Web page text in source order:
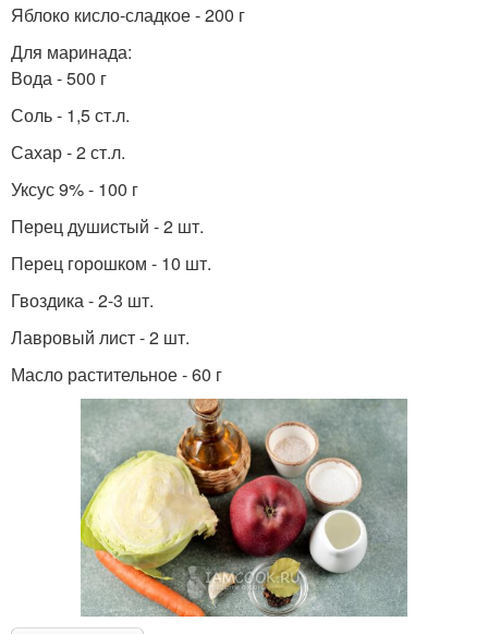
Яблоко кисло-сладкое - 200 г
Для маринада:
Вода - 500 г
Соль - 1,5 ст.л.
Сахар - 2 ст.л.
Уксус 9% - 100 г
Перец душистый - 2 шт.
Перец горошком - 10 шт.
Гвоздика - 2-3 шт.
Лавровый лист - 2 шт.
Масло растительное - 60 г